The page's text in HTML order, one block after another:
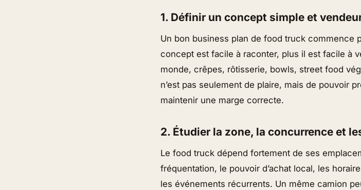
1. Définir un concept simple et
Un bon business plan de food truck commence
concept est facile à raconter, plus il est facile à
monde, crêpes, rôtisserie, bowls, street food
n’est pas seulement de plaire, mais de pouvoir
maintenir une marge correcte.
2. Étudier la zone, la concurrence et
Le food truck dépend fortement de ses
fréquentation, le pouvoir d’achat local, les
les événements récurrents. Un même camion